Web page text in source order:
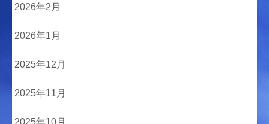
2026年2月
2026年1月
2025年12月
2025年11月
2025年10月